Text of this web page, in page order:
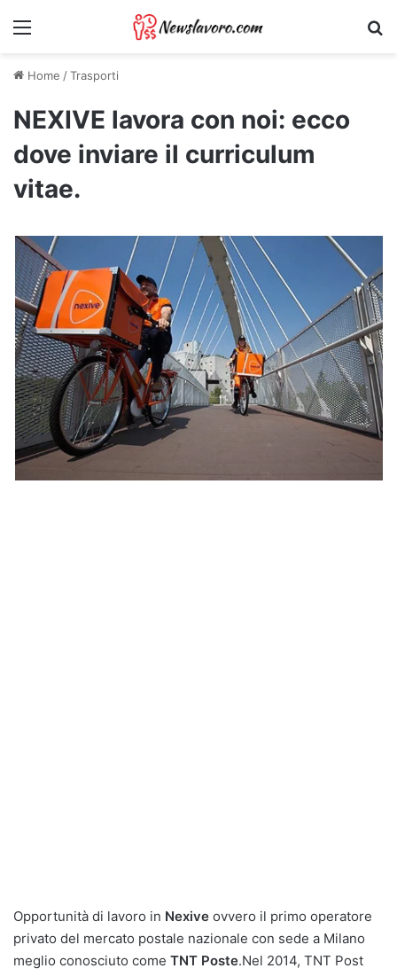
Menu
Home /Trasporti
NEXIVE lavora con noi: ecco
dove inviare il curriculum
vitae.
Opportunità di lavoro in Nexive ovvero il primo operatore
privato del mercato postale nazionale con sede a Milano
meglio conosciuto come TNT Poste.Nel 2014, TNT Post